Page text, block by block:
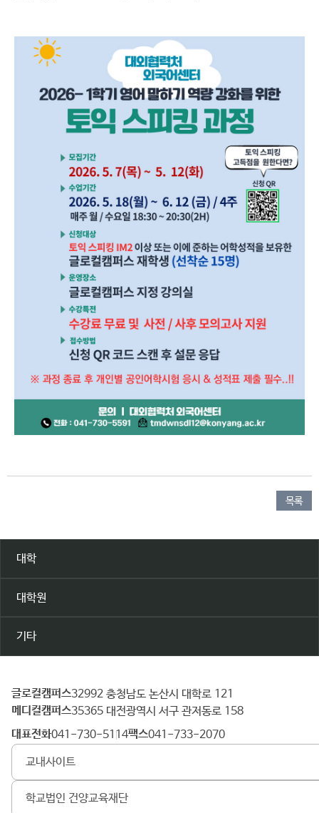
목록
대학
대학원
기타
건
양
대
학
글로컬캠퍼스 32992 충청남도 논산시 대학로 121
메디컬캠퍼스 35365 대전광역시 서구 관저동로 158
대표전화 041-730-5114 팩스 041-733-2070
교내사이트
학교법인 건양교육재단